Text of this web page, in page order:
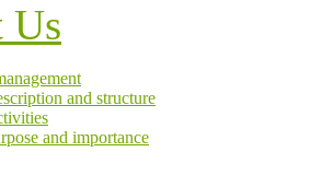
Us
and structure
and importance